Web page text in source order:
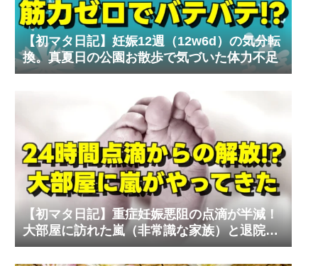
【初マタ日記】妊娠12週（12w6d）の気分転
換。真夏日の公園お散歩で気づいた体力不足
【初マタ日記】重症妊娠悪阻の点滴が半減！
大部屋に訪れた嵐（非常識な家族）と退院の
リアル